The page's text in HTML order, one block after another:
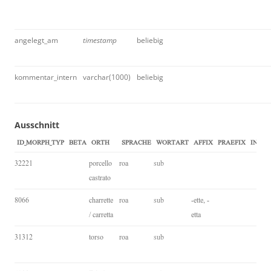
angelegt_am timestamp beliebig
kommentar_intern varchar(1000) beliebig
Ausschnitt
ID_MORPH_TYP BETA ORTH SPRACHE WORTART AFFIX PRAEFIX INFIX
32221
porcello
castrato
roa sub
8066
charrette
/ carretta
roa sub
-ette, -
etta
31312
torso roa sub